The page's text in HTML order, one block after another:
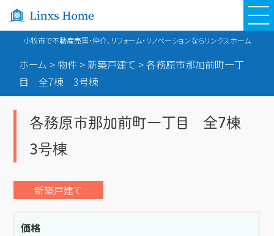
小牧市で不動産売買・仲介、リフォーム・リノベーションならリンクスホーム
ホーム > 物件 >新築戸建て >各務原市那加前町一丁
目 全7棟 3号棟
各務原市那加前町一丁目 全7棟
3号棟
新築戸建て
価格